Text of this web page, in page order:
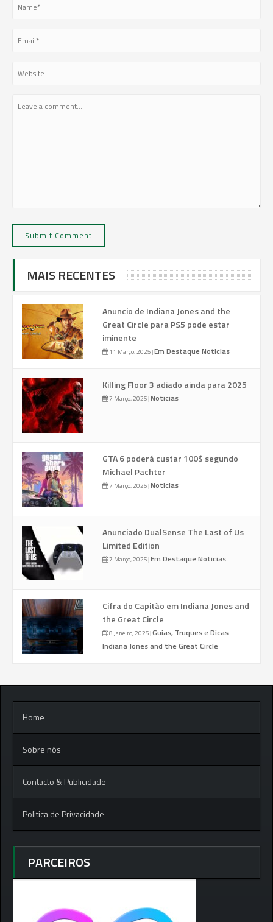
MAIS RECENTES
Anuncio de Indiana Jones and the
Great Circle para PS5 pode estar
iminente
11 Março, 2025|Em Destaque Noticias
Killing Floor 3 adiado ainda para 2025
7 Março, 2025|Noticias
GTA 6 poderá custar 100$ segundo
Michael Pachter
7 Março, 2025|Noticias
Anunciado DualSense The Last of Us
Limited Edition
7 Março, 2025|Em Destaque Noticias
Cifra do Capitão em Indiana Jones and
the Great Circle
8 Janeiro, 2025|Guias, Truques e Dicas
Indiana Jones and the Great Circle
Home
Sobre nós
Contacto & Publicidade
Politica de Privacidade
PARCEIROS